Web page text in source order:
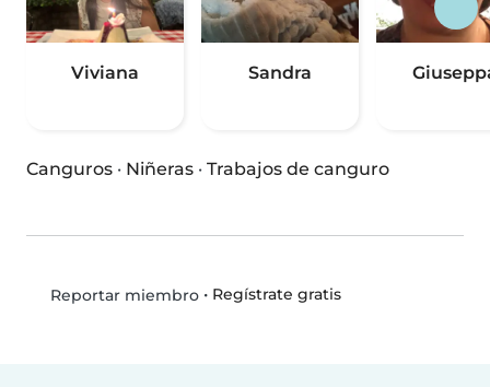
Viviana Sandra
Canguros · Niñeras · Trabajos de canguro
Reportar miembro• Regístrate gratis